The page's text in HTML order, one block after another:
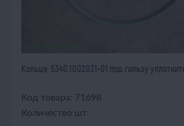
Кольца 5340.1002031-01 под гильзу
Код товара: 71698
Количество шт: